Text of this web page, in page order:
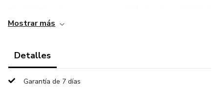
es una hoja de ruta estratégica diseñada para transformar
Mostrar más
Detalles
Garantía de 7 días